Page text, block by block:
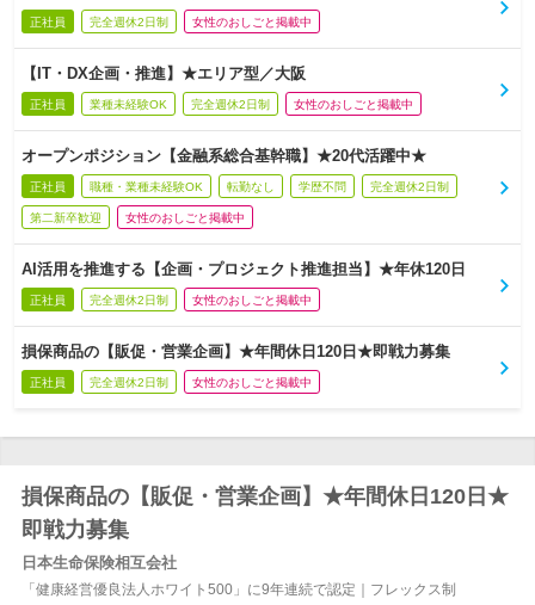
正社員 完全週休2日制 女性のおしごと掲載中
【IT・DX企画・推進】★エリア型／大阪
正社員 業種未経験OK 完全週休2日制 女性のおしごと掲載中
オープンポジション【金融系総合基幹職】★20代活躍中★
正社員 職種・業種未経験OK 転勤なし 学歴不問 完全週休2日制
第二新卒歓迎 女性のおしごと掲載中
AI活用を推進する【企画・プロジェクト推進担当】★年休120日
正社員 完全週休2日制 女性のおしごと掲載中
損保商品の【販促・営業企画】★年間休日120日★即戦力募集
正社員 完全週休2日制 女性のおしごと掲載中
損保商品の【販促・営業企画】★年間休日120日★
即戦力募集
日本生命保険相互会社
「健康経営優良法人ホワイト500」に9年連続で認定｜フレックス制